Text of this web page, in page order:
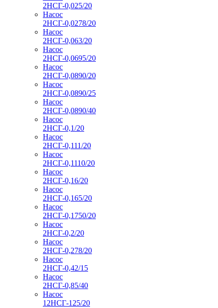
2НСГ-0,025/20
Насос
2НСГ-0,0278/20
Насос
2НСГ-0,063/20
Насос
2НСГ-0,0695/20
Насос
2НСГ-0,0890/20
Насос
2НСГ-0,0890/25
Насос
2НСГ-0,0890/40
Насос
2НСГ-0,1/20
Насос
2НСГ-0,111/20
Насос
2НСГ-0,1110/20
Насос
2НСГ-0,16/20
Насос
2НСГ-0,165/20
Насос
2НСГ-0,1750/20
Насос
2НСГ-0,2/20
Насос
2НСГ-0,278/20
Насос
2НСГ-0,42/15
Насос
2НСГ-0,85/40
Насос
12НСГ-125/20